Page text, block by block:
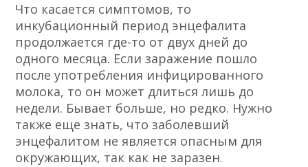
Что касается симптомов, то
инкубационный период энцефалита
продолжается где-то от двух дней до
одного месяца. Если заражение пошло
после употребления инфицированного
молока, то он может длиться лишь до
недели. Бывает больше, но редко. Нужно
также еще знать, что заболевший
энцефалитом не является опасным для
окружающих, так как не заразен.